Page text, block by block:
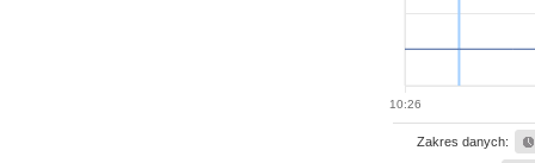
10:26
Zakres danych: